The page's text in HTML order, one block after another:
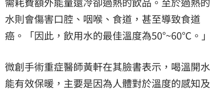
水則會傷害口腔、咽喉、食道，甚至導致食道
癌 。「因此，飲用水的最佳溫度為50°~60°C。」
微創手術重症醫師黃軒在其臉書表示，喝溫開水
能有效保暖，主要是因為人體對於溫度的感知及